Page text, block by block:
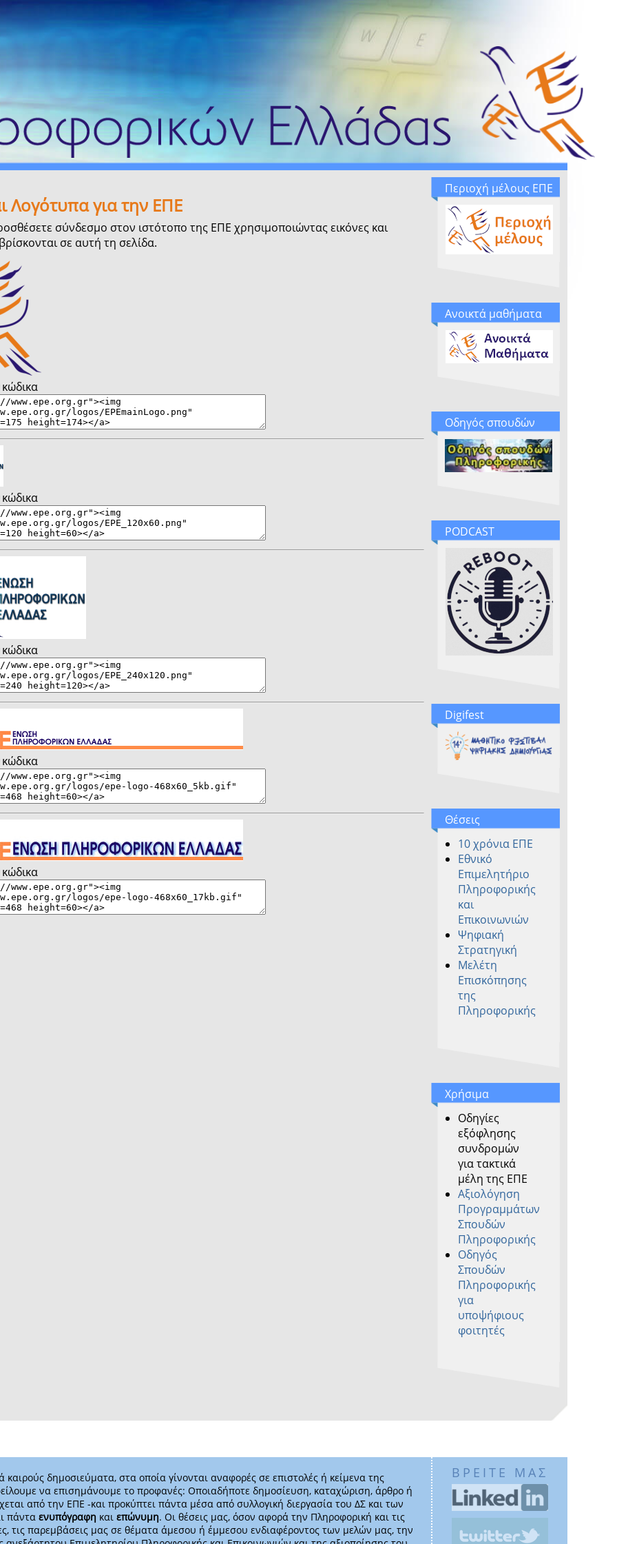
Λογότυπα για την ΕΠΕ
σύνδεσμο στον ιστότοπο της ΕΠΕ χρησιμοποιώντας εικόνες και
σε αυτή τη σελίδα.
Περιοχή μέλους ΕΠΕ
Ανοικτά μαθήματα
Οδηγός σπουδών
PODCAST
Digifest
Θέσεις
10 χρόνια ΕΠΕ
Εθνικό
Επιμελητήριο
Πληροφορικής
και
Επικοινωνιών
Ψηφιακή
Στρατηγική
Μελέτη
Επισκόπησης
της
Πληροφορικής
Χρήσιμα
Οδηγίες
εξόφλησης
συνδρομών
για τακτικά
μέλη της ΕΠΕ
Αξιολόγηση
Προγραμμάτων
Σπουδών
Πληροφορικής
Οδηγός
Σπουδών
Πληροφορικής
για
υποψήφιους
φοιτητές
δημοσιεύματα, στα οποία γίνονται αναφορές σε επιστολές ή κείμενα της
να επισημάνουμε το προφανές: Οποιαδήποτε δημοσίευση, καταχώριση, άρθρο ή
από την ΕΠΕ -και προκύπτει πάντα μέσα από συλλογική διεργασία του ΔΣ και των
πάντα ενυπόγραφη και επώνυμη. Οι θέσεις μας, όσον αφορά την Πληροφορική και τις
τις παρεμβάσεις μας σε θέματα άμεσου ή έμμεσου ενδιαφέροντος των μελών μας, την
ΒΡΕΙΤΕ ΜΑΣ